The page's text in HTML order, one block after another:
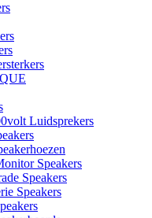
Luidsprekers
Speakers
Speakers
Speakers